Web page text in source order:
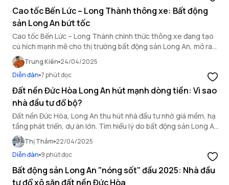
Cao tốc Bến Lức – Long Thành thông xe: Bất động
sản Long An bứt tốc
Cao tốc Bến Lức – Long Thành chính thức thông xe đang tạo
cú hích mạnh mẽ cho thị trường bất động sản Long An, mở ra
cơ hội tăng trưởng vượt bậc.
Trung Kiên 24/04/2025
Diễn đàn 7 phút đọc
Đất nền Đức Hòa Long An hút mạnh dòng tiền: Vì sao
nhà đầu tư đổ bộ?
Đất nền Đức Hòa, Long An thu hút nhà đầu tư nhờ giá mềm, hạ
tầng phát triển, dự án lớn. Tìm hiểu lý do bất động sản Long An
bứt phá mạnh mẽ!
Thị Thắm 22/04/2025
Diễn đàn 9 phút đọc
Bất động sản Long An "nóng sốt" đầu 2025: Nhà đầu
tư đổ xô săn đất nền Đức Hòa